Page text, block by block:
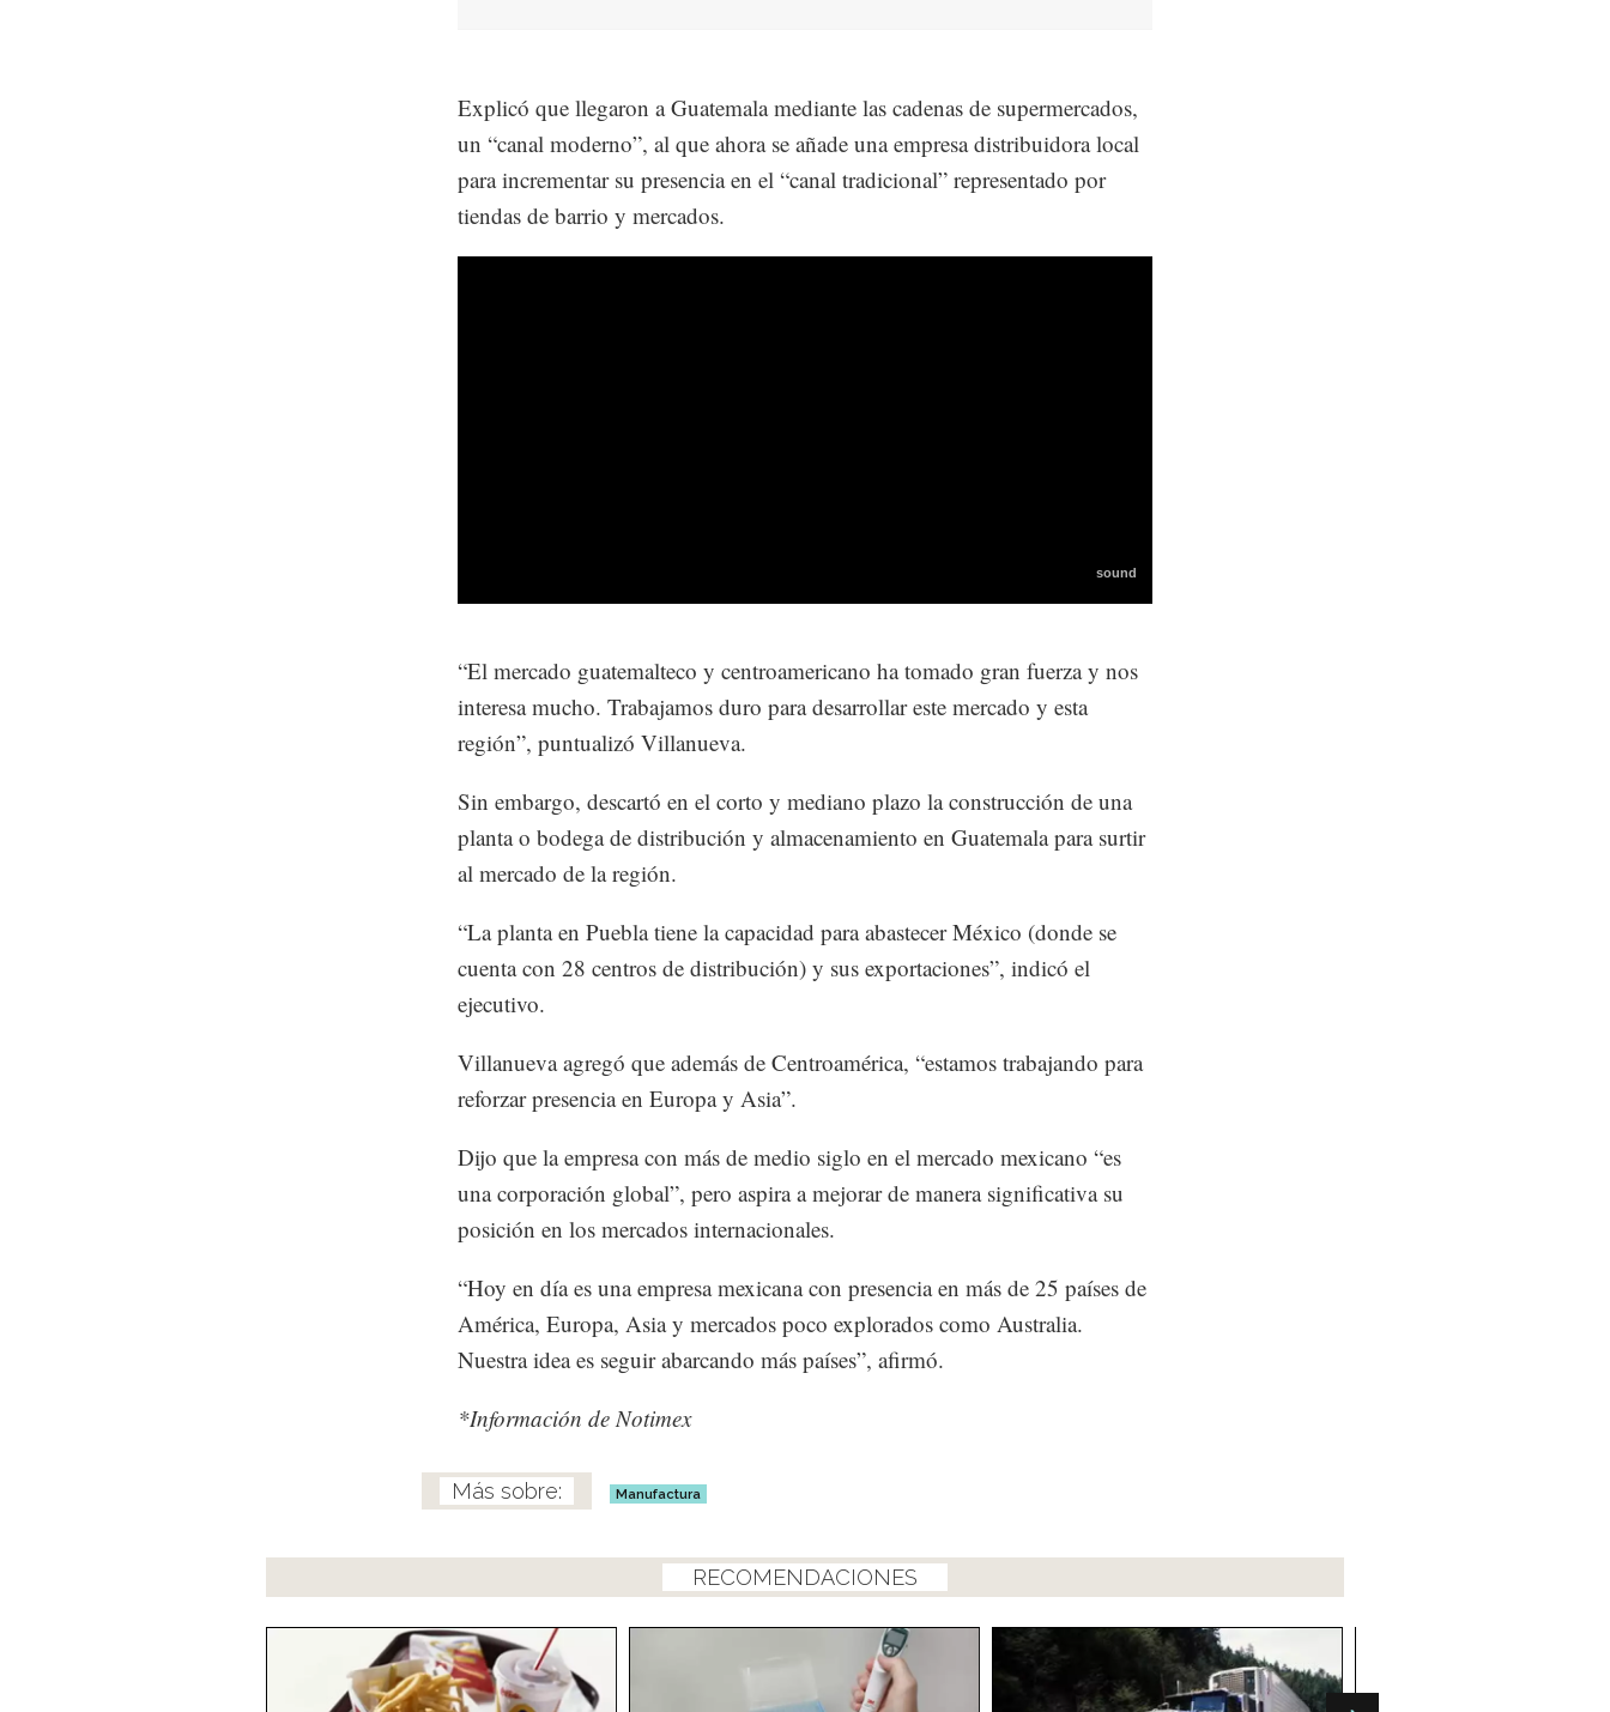
Explicó que llegaron a Guatemala mediante las cadenas de supermercados,
un “canal moderno”, al que ahora se añade una empresa distribuidora local
para incrementar su presencia en el “canal tradicional” representado por
tiendas de barrio y mercados.
“El mercado guatemalteco y centroamericano ha tomado gran fuerza y nos
interesa mucho. Trabajamos duro para desarrollar este mercado y esta
región”, puntualizó Villanueva.
Sin embargo, descartó en el corto y mediano plazo la construcción de una
planta o bodega de distribución y almacenamiento en Guatemala para surtir
al mercado de la región.
“La planta en Puebla tiene la capacidad para abastecer México (donde se
cuenta con 28 centros de distribución) y sus exportaciones”, indicó el
ejecutivo.
Villanueva agregó que además de Centroamérica, “estamos trabajando para
reforzar presencia en Europa y Asia”.
Dijo que la empresa con más de medio siglo en el mercado mexicano “es
una corporación global”, pero aspira a mejorar de manera significativa su
posición en los mercados internacionales.
“Hoy en día es una empresa mexicana con presencia en más de 25 países de
América, Europa, Asia y mercados poco explorados como Australia.
Nuestra idea es seguir abarcando más países”, afirmó.
*Información de Notimex
Manufactura
RECOMENDACIONES